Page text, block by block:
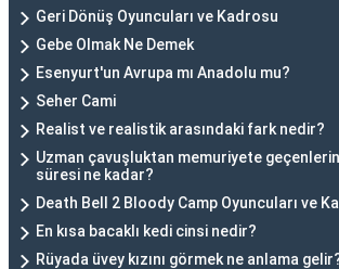
Geri Dönüş Oyuncuları ve Kadrosu
Gebe Olmak Ne Demek
Esenyurt'un Avrupa mı Anadolu mu?
Seher Cami
Realist ve realistik arasındaki fark nedir?
Uzman çavuşluktan memuriyete
süresi ne kadar?
Death Bell 2 Bloody Camp Oyuncuları ve
En kısa bacaklı kedi cinsi nedir?
Rüyada üvey kızını görmek ne anlama